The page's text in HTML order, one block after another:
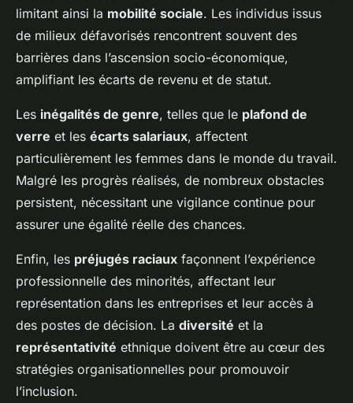
limitant ainsi la mobilité sociale. Les individus issus
de milieux défavorisés rencontrent souvent des
barrières dans l’ascension socio-économique,
amplifiant les écarts de revenu et de statut.
Les inégalités de genre, telles que le plafond de
verre et les écarts salariaux, affectent
particulièrement les femmes dans le monde du travail.
Malgré les progrès réalisés, de nombreux obstacles
persistent, nécessitant une vigilance continue pour
assurer une égalité réelle des chances.
Enfin, les préjugés raciaux façonnent l’expérience
professionnelle des minorités, affectant leur
représentation dans les entreprises et leur accès à
des postes de décision. La diversité et la
représentativité ethnique doivent être au cœur des
stratégies organisationnelles pour promouvoir
l’inclusion.